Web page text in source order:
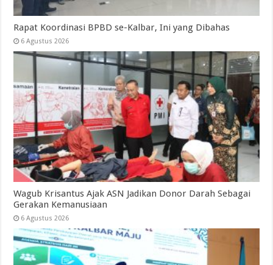
Rapat Koordinasi BPBD se-Kalbar, Ini yang Dibahas
6 Agustus 2026
Wagub Krisantus Ajak ASN Jadikan Donor Darah Sebagai
Gerakan Kemanusiaan
6 Agustus 2026